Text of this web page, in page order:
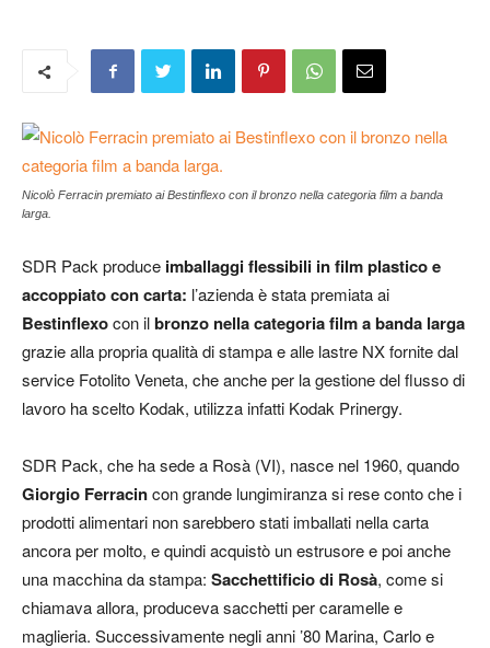
Nicolò Ferracin premiato ai Bestinflexo con il bronzo nella categoria film a banda
larga.
SDR Pack produce imballaggi flessibili in film plastico e
accoppiato con carta: l’azienda è stata premiata ai
Bestinflexocon ilbronzo nella categoria film a banda larga
grazie alla propria qualità di stampa e alle lastre NX fornite dal
service Fotolito Veneta, che anche per la gestione del flusso di
lavoro ha scelto Kodak, utilizza infatti Kodak Prinergy.
SDR Pack, che ha sede a Rosà (VI), nasce nel 1960, quando
Giorgio Ferracincon grande lungimiranza si rese conto che i
prodotti alimentari non sarebbero stati imballati nella carta
ancora per molto, e quindi acquistò un estrusore e poi anche
una macchina da stampa: Sacchettificio di Rosà, come si
chiamava allora, produceva sacchetti per caramelle e
maglieria. Successivamente negli anni ’80 Marina, Carlo e